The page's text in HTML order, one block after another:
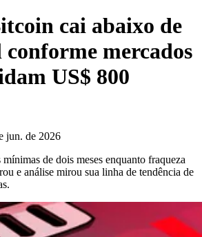
cai abaixo de
conforme mercados
US$ 800
jun. de 2026
de dois meses enquanto fraqueza
e análise mirou sua linha de tendência de